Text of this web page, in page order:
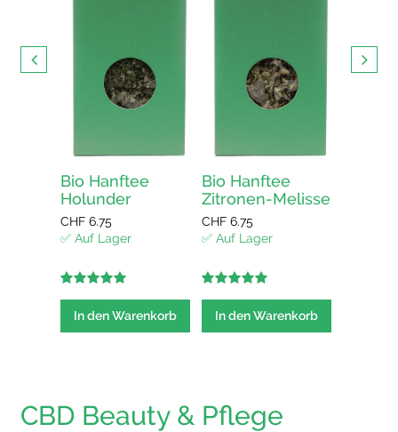
Bio Hanftee
Holunder
CHF 6.75
✅ Auf Lager
5.00out of
In den Warenkorb
Bio Hanftee
Zitronen-Melisse
CHF 6.75
✅ Auf Lager
5.00out of
In den Warenkorb
✅ Auf
CBD Beauty & Pflege